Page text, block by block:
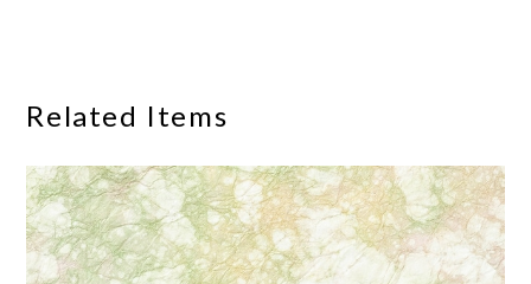
Related Items